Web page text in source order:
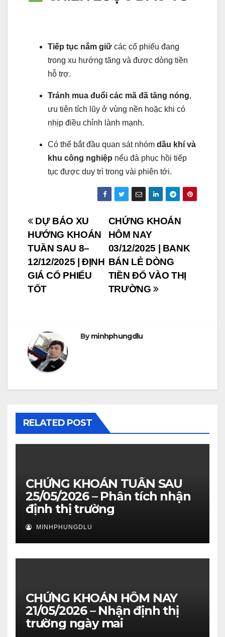
Tiếp tục nắm giữ các cổ phiếu đang
trong xu hướng tăng và được dòng tiền
hỗ trợ.
Tránh mua đuổi các mã đã tăng nóng,
ưu tiên tích lũy ở vùng nền hoặc khi có
nhịp điều chỉnh lành mạnh.
Có thể bắt đầu quan sát nhóm dầu khí và
khu công nghiệp nếu đà phục hồi tiếp
tục được duy trì trong vài phiên tới.
Post
navigation
CHỨNG KHOÁN
HÔM NAY
03/12/2025 | BANK
BÁN LẺ DÒNG
TIỀN ĐỔ VÀO THỊ
TRƯỜNG
DỰ BÁO XU
HƯỚNG KHOÁN
TUẦN SAU 8–
12/12/2025 | ĐỊNH
GIÁ CỔ PHIẾU
TỐT
Byminhphungdlu
RELATED POST
CHỨNG KHOÁN TUẦN SAU
25/05/2026 – Phân tích nhận
định thị trường
MINHPHUNGDLU
CHỨNG KHOÁN HÔM NAY
21/05/2026 – Nhận định thị
trường ngày mai